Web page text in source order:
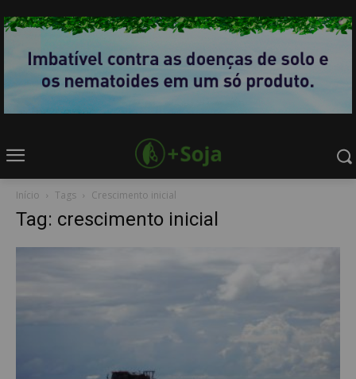
Início Tags Crescimento inicial
Tag: crescimento inicial